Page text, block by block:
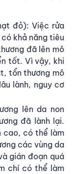
đỏ): Việc rửa
khả năng tiêu
đã lên mô
tốt. Vì vậy, khi
tổn thương mô
lành, nguy cơ
lên da non
đã lành lại.
cao, có thể làm
các vùng da
gián đoạn quá
chí có thể làm